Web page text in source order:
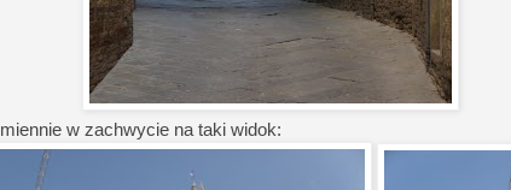
w zachwycie na taki widok: